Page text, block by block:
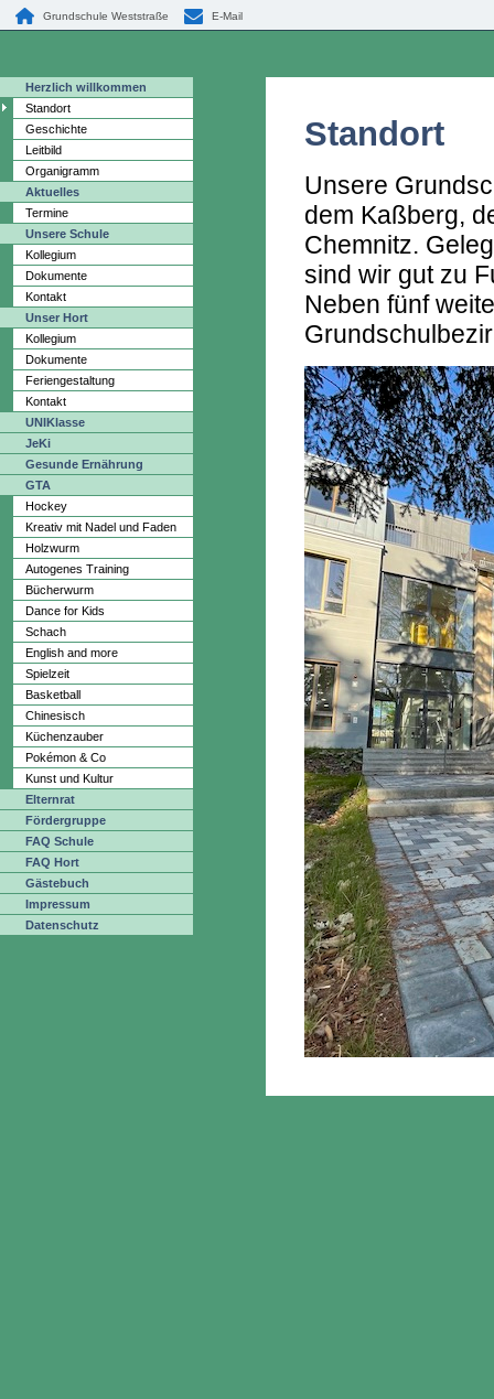
Grundschule Weststraße E-Mail
Herzlich willkommen
Standort
Geschichte
Leitbild
Organigramm
Aktuelles
Termine
Unsere Schule
Kollegium
Dokumente
Kontakt
Unser Hort
Kollegium
Dokumente
Feriengestaltung
Kontakt
UNIKlasse
JeKi
Gesunde Ernährung
GTA
Hockey
Kreativ mit Nadel und Faden
Holzwurm
Autogenes Training
Bücherwurm
Dance for Kids
Schach
English and more
Spielzeit
Basketball
Chinesisch
Küchenzauber
Pokémon & Co
Kunst und Kultur
Elternrat
Fördergruppe
FAQ Schule
FAQ Hort
Gästebuch
Impressum
Datenschutz
Standort
Unsere
dem Kaßberg,
Chemnitz.
sind wir gut zu
Neben fünf